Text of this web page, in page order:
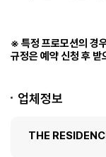
※ 특정 프로모션의 경
규정은 예약 신청 후
업체정보
THE